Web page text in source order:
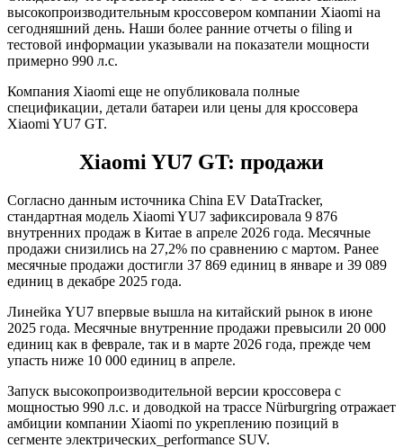
высокопроизводительным кроссовером компании Xiaomi на
сегодняшний день. Наши более ранние отчеты о filing и
тестовой информации указывали на показатели мощности
примерно 990 л.с.
Компания Xiaomi еще не опубликовала полные
спецификации, детали батареи или цены для кроссовера
Xiaomi YU7 GT.
Xiaomi YU7 GT: продажи
Согласно данным источника China EV DataTracker,
стандартная модель Xiaomi YU7 зафиксировала 9 876
внутренних продаж в Китае в апреле 2026 года. Месячные
продажи снизились на 27,2% по сравнению с мартом. Ранее
месячные продажи достигли 37 869 единиц в январе и 39 089
единиц в декабре 2025 года.
Линейка YU7 впервые вышла на китайский рынок в июне
2025 года. Месячные внутренние продажи превысили 20 000
единиц как в феврале, так и в марте 2026 года, прежде чем
упасть ниже 10 000 единиц в апреле.
Запуск высокопроизводительной версии кроссовера с
мощностью 990 л.с. и доводкой на трассе Nürburgring отражает
амбиции компании Xiaomi по укреплению позиций в
сегменте электрических_performance SUV.